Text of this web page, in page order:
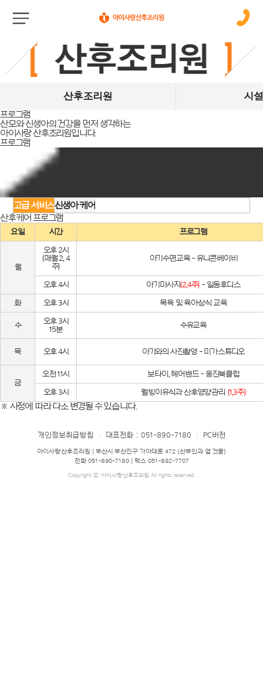
산후조리원 시
프로그램
산모와 신생아의 건강을 먼저 생각하는
아이사랑 산후조리원입니다.
프로그램
고급 서비스신생아 케어
산후케어 프로그램
요일 시간 프로그램
월
오후 2시
(매월 2, 4
주)
아기수면교육 - 유니콘베이비
오후 4시 아기마사지(2,4주) - 일동후디스
화 오후 3시 목욕 및 육아상식 교육
수
오후 3시
15분
수유교육
목 오후 4시 아기와의 사진촬영 - 미가스튜디오
금
오전 11시 보타이, 헤어밴드 - 웅진북클럽
오후 3시 웰빙이유식과 산후영양관리 (1,3주)
※ 사정에 따라 다소 변경될 수 있습니다.
개인정보취급방침 대표전화 : 051-890-7180 PC버전
아이사랑산후조리원 | 부산시 부산진구 가야대로 472 (산부인과 옆 건물)
전화 051-890-7180 | 팩스 051-892-7707
Copyright ⓒ 아이사랑산후조리원 All rights reserved.